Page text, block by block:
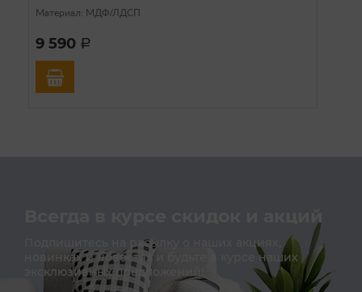
Материал: МДФ/ЛДСП
9 590 a
Всегда в курсе скидок и акций
Подпишитесь на расылку о наших акциях,
новинках и новостях и будьте в курсе наших
эксклюзивных предложений!